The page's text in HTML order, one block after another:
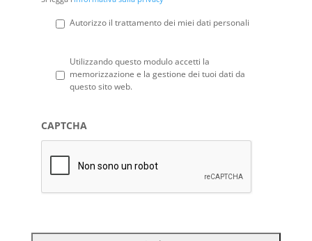
legga
l'informativa
Autorizzo il trattamento dei miei dati personali
Privacy *
Utilizzando questo modulo accetti la
memorizzazione e la gestione dei tuoi dati da
questo sito web.
CAPTCHA